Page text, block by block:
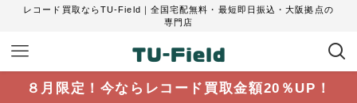
レコード買取ならTU-Field｜全国宅配無料・最短即日振込・大阪拠点の
専門店
８月限定！今ならレコード買取金額20％UP！